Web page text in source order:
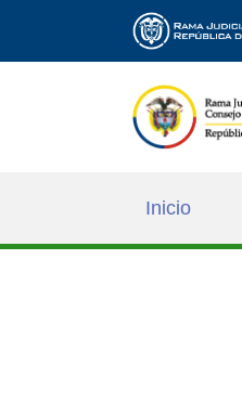
Inicio